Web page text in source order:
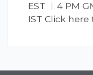
EST ︱4 PM
IST Click